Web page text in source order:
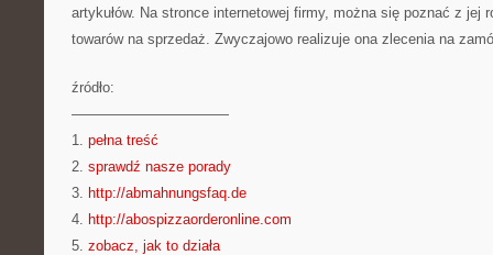
artykułów. Na stronce internetowej firmy, można się poznać z jej
towarów na sprzedaż. Zwyczajowo realizuje ona zlecenia na
źródło:
———————————
1. pełna treść
2. sprawdź nasze porady
3. http://abmahnungsfaq.de
4. http://abospizzaorderonline.com
5. zobacz, jak to działa